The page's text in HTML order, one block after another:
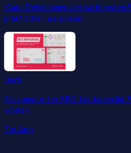
Klare Definitionen der wichtigsten
praktischen Beispielen.
Buch
Ein kompletter SEO-Leitfaden für
wollen.
Zur App